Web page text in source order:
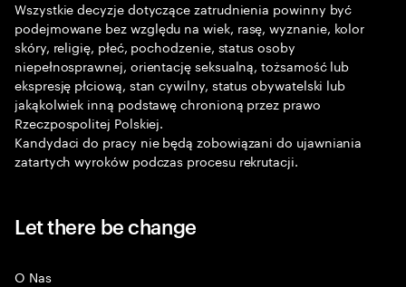
Wszystkie decyzje dotyczące zatrudnienia powinny być
podejmowane bez względu na wiek, rasę, wyznanie, kolor
skóry, religię, płeć, pochodzenie, status osoby
niepełnosprawnej, orientację seksualną, tożsamość lub
ekspresję płciową, stan cywilny, status obywatelski lub
jakąkolwiek inną podstawę chronioną przez prawo
Rzeczpospolitej Polskiej.
Kandydaci do pracy nie będą zobowiązani do ujawniania
zatartych wyroków podczas procesu rekrutacji.
Let there be change
O Nas